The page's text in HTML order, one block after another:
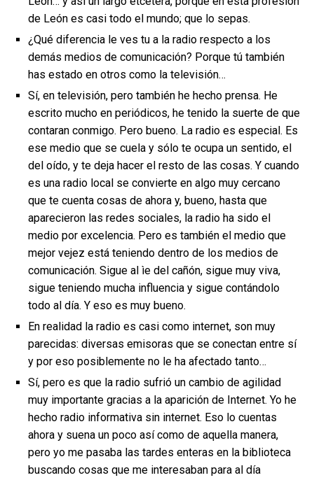
de León es casi todo el mundo; que lo sepas.
¿Qué diferencia le ves tu a la radio respecto a los
demás medios de comunicación? Porque tú también
has estado en otros como la televisión…
Sí, en televisión, pero también he hecho prensa. He
escrito mucho en periódicos, he tenido la suerte de que
contaran conmigo. Pero bueno. La radio es especial. Es
ese medio que se cuela y sólo te ocupa un sentido, el
del oído, y te deja hacer el resto de las cosas. Y cuando
es una radio local se convierte en algo muy cercano
que te cuenta cosas de ahora y, bueno, hasta que
aparecieron las redes sociales, la radio ha sido el
medio por excelencia. Pero es también el medio que
mejor vejez está teniendo dentro de los medios de
comunicación. Sigue al ìe del cañón, sigue muy viva,
sigue teniendo mucha influencia y sigue contándolo
todo al día. Y eso es muy bueno.
En realidad la radio es casi como internet, son muy
parecidas: diversas emisoras que se conectan entre sí
y por eso posiblemente no le ha afectado tanto…
Sí, pero es que la radio sufrió un cambio de agilidad
muy importante gracias a la aparición de Internet. Yo he
hecho radio informativa sin internet. Eso lo cuentas
ahora y suena un poco así como de aquella manera,
pero yo me pasaba las tardes enteras en la biblioteca
buscando cosas que me interesaban para al día